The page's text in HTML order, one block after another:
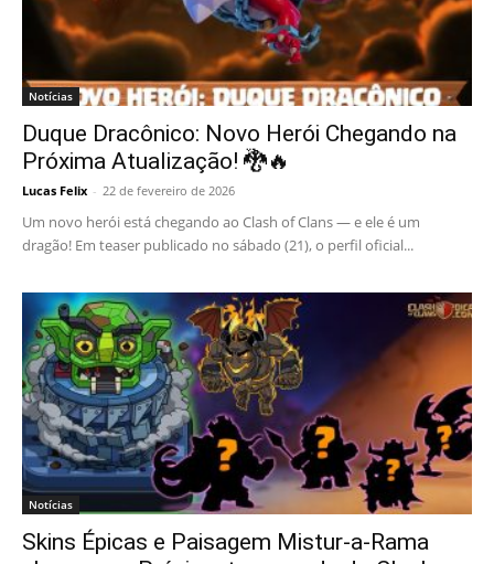
Notícias
Duque Dracônico: Novo Herói Chegando na
Próxima Atualização! 🐉🔥
Lucas Felix - 22 de fevereiro de 2026
Um novo herói está chegando ao Clash of Clans — e ele é um
dragão! Em teaser publicado no sábado (21), o perfil oficial...
Notícias
Skins Épicas e Paisagem Mistur-a-Rama